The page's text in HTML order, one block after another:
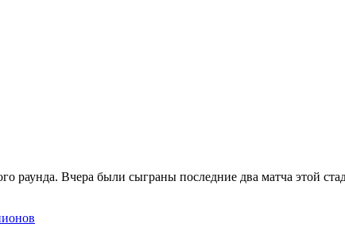
раунда. Вчера были сыграны последние два матча этой